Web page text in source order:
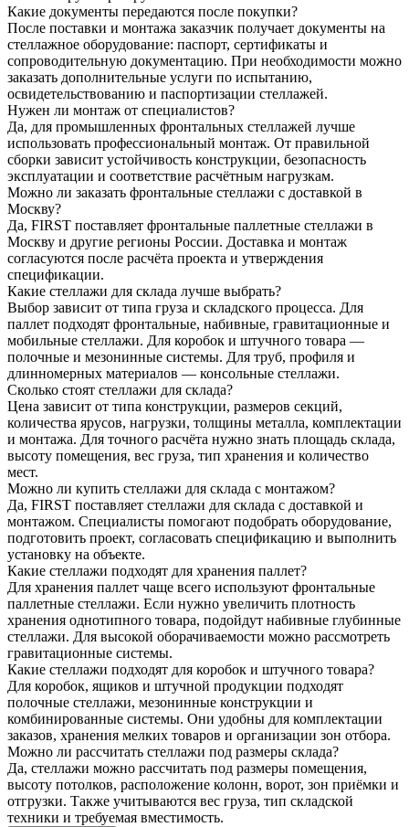
Какие документы передаются после покупки?
После поставки и монтажа заказчик получает документы на
стеллажное оборудование: паспорт, сертификаты и
сопроводительную документацию. При необходимости можно
заказать дополнительные услуги по испытанию,
освидетельствованию и паспортизации стеллажей.
Нужен ли монтаж от специалистов?
Да, для промышленных фронтальных стеллажей лучше
использовать профессиональный монтаж. От правильной
сборки зависит устойчивость конструкции, безопасность
эксплуатации и соответствие расчётным нагрузкам.
Можно ли заказать фронтальные стеллажи с доставкой в
Москву?
Да, FIRST поставляет фронтальные паллетные стеллажи в
Москву и другие регионы России. Доставка и монтаж
согласуются после расчёта проекта и утверждения
спецификации.
Какие стеллажи для склада лучше выбрать?
Выбор зависит от типа груза и складского процесса. Для
паллет подходят фронтальные, набивные, гравитационные и
мобильные стеллажи. Для коробок и штучного товара —
полочные и мезонинные системы. Для труб, профиля и
длинномерных материалов — консольные стеллажи.
Сколько стоят стеллажи для склада?
Цена зависит от типа конструкции, размеров секций,
количества ярусов, нагрузки, толщины металла, комплектации
и монтажа. Для точного расчёта нужно знать площадь склада,
высоту помещения, вес груза, тип хранения и количество
мест.
Можно ли купить стеллажи для склада с монтажом?
Да, FIRST поставляет стеллажи для склада с доставкой и
монтажом. Специалисты помогают подобрать оборудование,
подготовить проект, согласовать спецификацию и выполнить
установку на объекте.
Какие стеллажи подходят для хранения паллет?
Для хранения паллет чаще всего используют фронтальные
паллетные стеллажи. Если нужно увеличить плотность
хранения однотипного товара, подойдут набивные глубинные
стеллажи. Для высокой оборачиваемости можно рассмотреть
гравитационные системы.
Какие стеллажи подходят для коробок и штучного товара?
Для коробок, ящиков и штучной продукции подходят
полочные стеллажи, мезонинные конструкции и
комбинированные системы. Они удобны для комплектации
заказов, хранения мелких товаров и организации зон отбора.
Можно ли рассчитать стеллажи под размеры склада?
Да, стеллажи можно рассчитать под размеры помещения,
высоту потолков, расположение колонн, ворот, зон приёмки и
отгрузки. Также учитываются вес груза, тип складской
техники и требуемая вместимость.